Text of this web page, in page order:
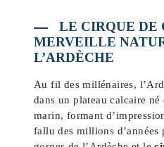
LE CIRQUE DE
MERVEILLE
L’ARDÈCHE
Au fil des millénaires,
dans un plateau calcaire né
marin, formant
fallu des millions